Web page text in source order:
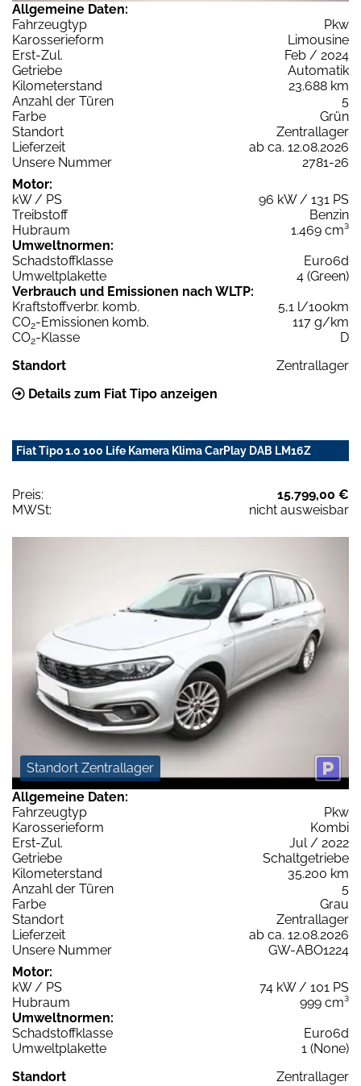
Allgemeine Daten:
Fahrzeugtyp
Pkw
Karosserieform
Limousine
Erst-Zul.
Feb / 2024
Getriebe
Automatik
Kilometerstand
23.688 km
Anzahl der Türen
5
Farbe
Grün
Standort
Zentrallager
Lieferzeit
ab ca. 12.08.2026
Unsere Nummer
2781-26
Motor:
kW / PS
96 kW / 131 PS
Treibstoff
Benzin
Hubraum
1.469 cm³
Umweltnormen:
Schadstoffklasse
Euro6d
Umweltplakette
4 (Green)
Verbrauch und Emissionen nach WLTP:
Kraftstoffverbr. komb.
5,1 l/100km
CO2-Emissionen komb.
117 g/km
CO2-Klasse
D
Standort
Zentrallager
Details zum Fiat Tipo anzeigen
Fiat Tipo 1.0 100 Life Kamera Klima CarPlay DAB LM16Z
Preis:
15.799,00 €
MWSt:
nicht ausweisbar
Standort Zentrallager
Allgemeine Daten:
Fahrzeugtyp
Pkw
Karosserieform
Kombi
Erst-Zul.
Jul / 2022
Getriebe
Schaltgetriebe
Kilometerstand
35.200 km
Anzahl der Türen
5
Farbe
Grau
Standort
Zentrallager
Lieferzeit
ab ca. 12.08.2026
Unsere Nummer
GW-ABO1224
Motor:
kW / PS
74 kW / 101 PS
Hubraum
999 cm³
Umweltnormen:
Schadstoffklasse
Euro6d
Umweltplakette
1 (None)
Standort
Zentrallager